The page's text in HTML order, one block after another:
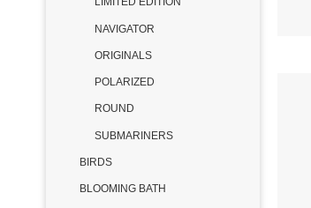
NAVIGATOR
ORIGINALS
POLARIZED
ROUND
SUBMARINERS
BIRDS
BLOOMING BATH